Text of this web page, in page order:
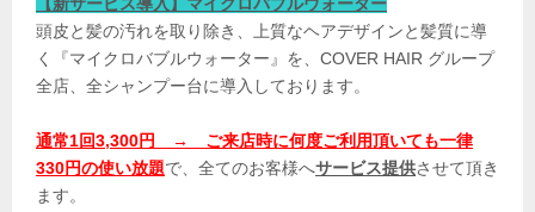
頭皮と髪の汚れを取り除き、上質なヘアデザインと髪質に導
く
『マイクロバブルウォーター』を、COVER HAIR グループ
全店、全シャンプー台に導入しております。
通常1回3,300円 → ご来店時に何度ご利用頂いても一律
330円の使い放題で、全てのお客様へサービス提供させて頂き
ます。